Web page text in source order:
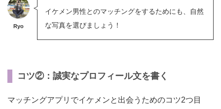
Ryo
イケメン男性とのマッチングをするためにも、自然
な写真を選びましょう！
コツ②：誠実なプロフィール文を書く
マッチングアプリでイケメンと出会うためのコツ2つ目